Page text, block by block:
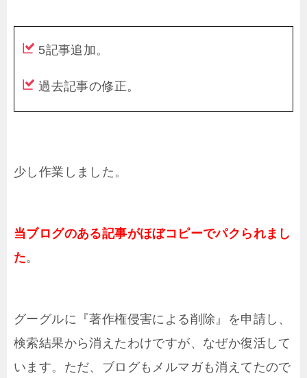
5記事追加。
過去記事の修正。
少し作業しました。
当ブログのある記事がほぼコピーでパクられまし
た。
グーグルに『著作権侵害による削除』を申請し、
検索結果から消えたわけですが、なぜか復活して
います。ただ、ブログもメルマガも消えてたので